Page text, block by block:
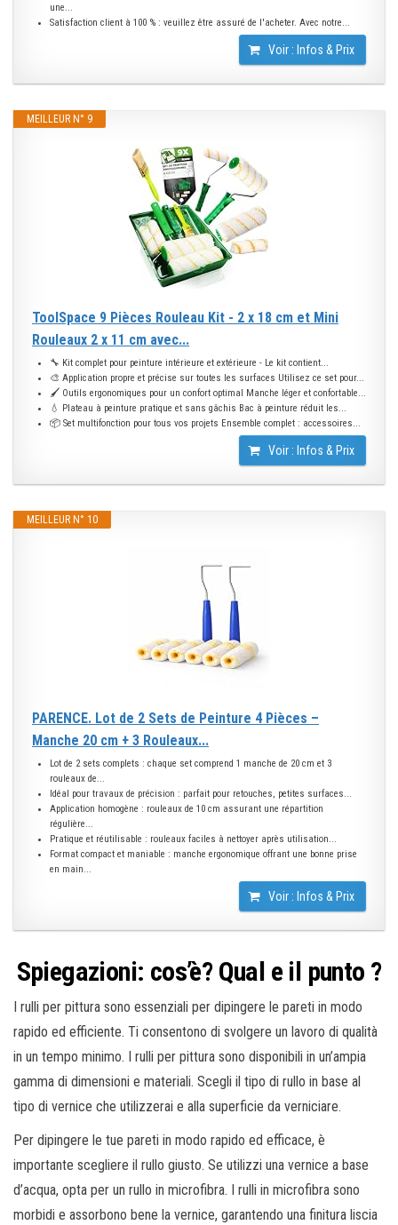
une...
Satisfaction client à 100 % : veuillez être assuré de l'acheter. Avec notre...
Voir : Infos & Prix
MEILLEUR N° 9
ToolSpace 9 Pièces Rouleau Kit - 2 x 18 cm et Mini
Rouleaux 2 x 11 cm avec...
🔧 Kit complet pour peinture intérieure et extérieure - Le kit contient...
🎨 Application propre et précise sur toutes les surfaces Utilisez ce set pour...
🖌️ Outils ergonomiques pour un confort optimal Manche léger et confortable...
💧 Plateau à peinture pratique et sans gâchis Bac à peinture réduit les...
📦 Set multifonction pour tous vos projets Ensemble complet : accessoires...
Voir : Infos & Prix
MEILLEUR N° 10
PARENCE. Lot de 2 Sets de Peinture 4 Pièces –
Manche 20 cm + 3 Rouleaux...
Lot de 2 sets complets : chaque set comprend 1 manche de 20 cm et 3
rouleaux de...
Idéal pour travaux de précision : parfait pour retouches, petites surfaces...
Application homogène : rouleaux de 10 cm assurant une répartition
régulière...
Pratique et réutilisable : rouleaux faciles à nettoyer après utilisation...
Format compact et maniable : manche ergonomique offrant une bonne prise
en main...
Voir : Infos & Prix
Spiegazioni: cos’è? Qual e il punto ?
I rulli per pittura sono essenziali per dipingere le pareti in modo
rapido ed efficiente. Ti consentono di svolgere un lavoro di qualità
in un tempo minimo. I rulli per pittura sono disponibili in un’ampia
gamma di dimensioni e materiali. Scegli il tipo di rullo in base al
tipo di vernice che utilizzerai e alla superficie da verniciare.
Per dipingere le tue pareti in modo rapido ed efficace, è
importante scegliere il rullo giusto. Se utilizzi una vernice a base
d’acqua, opta per un rullo in microfibra. I rulli in microfibra sono
morbidi e assorbono bene la vernice, garantendo una finitura liscia